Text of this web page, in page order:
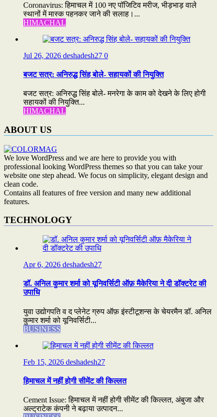
Coronavirus: हिमाचल में 100 नए पॉजिटिव मरीज, भीड़भाड़ वाले
स्थानों में मास्क पहनकर जाने की सलाह।...
HIMACHAL
Jul 26, 2026 deshadesh27 0
बजट सत्र: अनिरुद्ध सिंह बोले- सहायकों की नियुक्ति
बजट सत्र: अनिरुद्ध सिंह बोले- मनरेगा के काम को देखने के लिए होगी
सहायकों की नियुक्ति...
HIMACHAL
ABOUT US
We love WordPress and we are here to provide you with
professional looking WordPress themes so that you can take your
website one step ahead. We focus on simplicity, elegant design and
clean code.
Contains all features of free version and many new additional
features.
TECHNOLOGY
Apr 6, 2026 deshadesh27
डॉ. अनिल कुमार शर्मा को यूनिवर्सिटी ऑफ़ मैकेरिया ने दी डॉक्टरेट की
उपाधि
युवा उद्योगपति व द प्लेनेट ग्रुप ऑफ़ इंस्टीटूशन्स के चेयरमैन डॉ. अनिल
कुमार शर्मा को यूनिवर्सिटी...
BUSINESS
Feb 15, 2026 deshadesh27
हिमाचल में नहीं होगी सीमेंट की किल्लत
Cement Issue: हिमाचल में नहीं होगी सीमेंट की किल्लत, अंबुजा और
अल्ट्राटेक कंपनी ने बढ़ाया उत्पादन...